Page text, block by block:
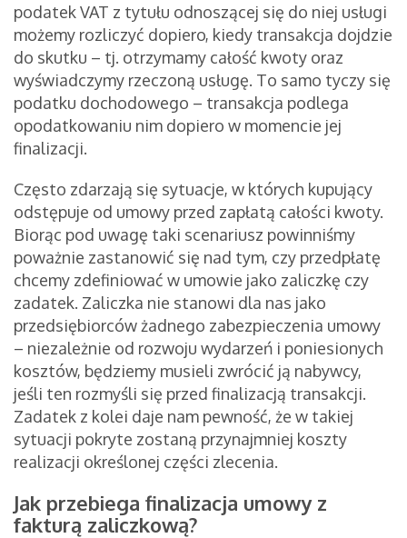
podatek VAT z tytułu odnoszącej się do niej usługi
możemy rozliczyć dopiero, kiedy transakcja dojdzie
do skutku – tj. otrzymamy całość kwoty oraz
wyświadczymy rzeczoną usługę. To samo tyczy się
podatku dochodowego – transakcja podlega
opodatkowaniu nim dopiero w momencie jej
finalizacji.
Często zdarzają się sytuacje, w których kupujący
odstępuje od umowy przed zapłatą całości kwoty.
Biorąc pod uwagę taki scenariusz powinniśmy
poważnie zastanowić się nad tym, czy przedpłatę
chcemy zdefiniować w umowie jako zaliczkę czy
zadatek. Zaliczka nie stanowi dla nas jako
przedsiębiorców żadnego zabezpieczenia umowy
– niezależnie od rozwoju wydarzeń i poniesionych
kosztów, będziemy musieli zwrócić ją nabywcy,
jeśli ten rozmyśli się przed finalizacją transakcji.
Zadatek z kolei daje nam pewność, że w takiej
sytuacji pokryte zostaną przynajmniej koszty
realizacji określonej części zlecenia.
Jak przebiega finalizacja umowy z
fakturą zaliczkową?